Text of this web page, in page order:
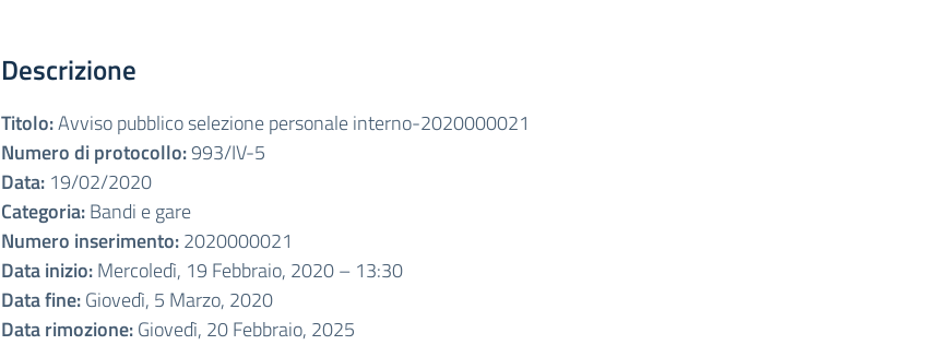
Descrizione
Titolo:Avviso pubblico selezione personale interno-2020000021
Numero di protocollo:993/IV-5
Data: 19/02/2020
Categoria:Bandi e gare
Numero inserimento:2020000021
Data inizio:Mercoledì, 19 Febbraio, 2020 – 13:30
Data fine:Giovedì, 5 Marzo, 2020
Data rimozione:Giovedì, 20 Febbraio, 2025